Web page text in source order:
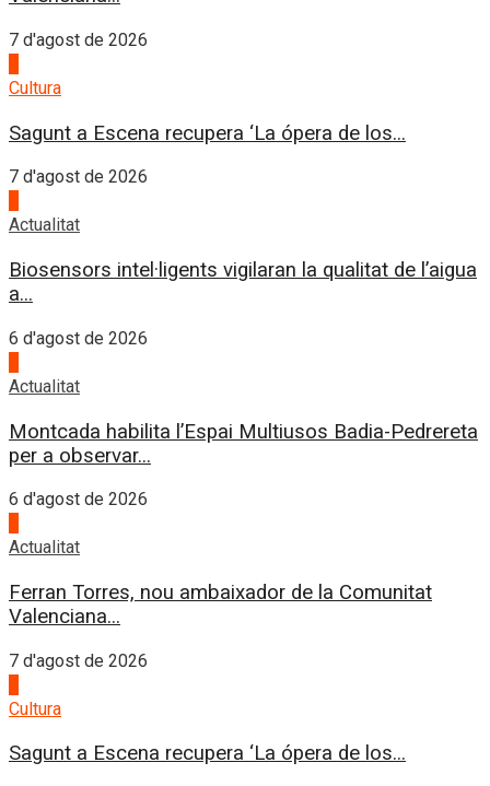
7 d'agost de 2026
Cultura
Sagunt a Escena recupera ‘La ópera de los...
7 d'agost de 2026
Actualitat
Biosensors intel·ligents vigilaran la qualitat de l’aigua
a...
6 d'agost de 2026
Actualitat
Montcada habilita l’Espai Multiusos Badia-Pedrereta
per a observar...
6 d'agost de 2026
Actualitat
Ferran Torres, nou ambaixador de la Comunitat
Valenciana...
7 d'agost de 2026
Cultura
Sagunt a Escena recupera ‘La ópera de los...